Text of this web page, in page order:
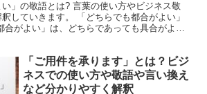
い」の敬語とは? 言葉の使い方やビジネス敬
していきます。 「どちらでも都合がよい」
合がよい」は、どちらであっても具合がよい
「ご用件を承ります」とは？ビジ
ネスでの使い方や敬語や言い換え
など分かりやすく解釈